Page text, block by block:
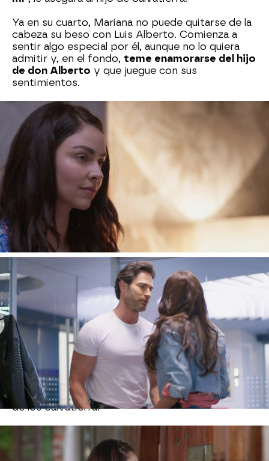
Ya en su cuarto, Mariana no puede quitarse de la
cabeza su beso con Luis Alberto. Comienza a
sentir algo especial por él, aunque no lo quiera
admitir y, en el fondo, teme enamorarse del hijo
de don Alberto y que juegue con sus
sentimientos.
Al día siguiente, en la empresa Salvatierra,
Mariana lleva a Luis Alberto unos documentos
que debe firmar y tienen una conversación
sobre lo ocurrido la noche anterior. El hijo de
Elena le asegura que no tema, que ya no la
volverá a besar,pero sigue pensando que le
oculta cosas y que no es tan inocente como
quiere hacerle ver. La joven no puede evitar
ponerse nerviosa cada vez que está a su lado y
el hijo de don Alberto sospecha que Villareal
está interesada en él.
Mariana no puede dejar de pensar en Luis
Alberto, pero descubre una noticia que le
entristece mucho. Escucha una conversación
privada entre Soraya y el hijo de don Alberto, en
la que
ella le comunica que está esperando un
hijo suyo.Soraya y León Alfaro han orquestado
un plan para que Villareal crea que el joven va a
ser padre. La intención de Soraya es fingir que
está embarazada para que el hijo de Elena se
case con ella. El test de embarazo que enseña a
Luis Alberto pertenece a Patricia, una empleada
de los Salvatierra.
» Series » Los ricos también lloran
» Mejores